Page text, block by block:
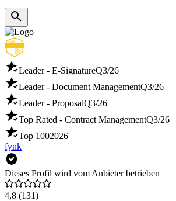
Leader - E-SignatureQ3/26
Leader - Document ManagementQ3/26
Leader - ProposalQ3/26
Top Rated - Contract ManagementQ3/26
Top 1002026
fynk
Dieses Profil wird vom Anbieter betrieben
4,8 (131)